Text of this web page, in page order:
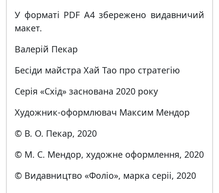
У форматi PDF A4 збережено видавничий
макет.
Валерiй Пекар
Бесiди майстра Хай Тао про стратегiю
Серiя «Схiд» заснована 2020 року
Художник-оформлювач Максим Мендор
© В. О. Пекар, 2020
© М. С. Мендор, художне оформлення, 2020
© Видавництво «Фолiо», марка серii, 2020